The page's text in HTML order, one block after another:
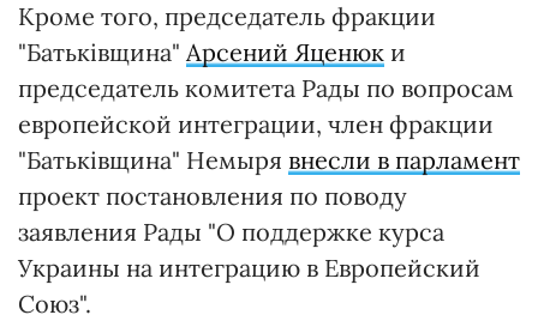
Кроме того, председатель фракции
"Батьківщина" Арсений Яценюк и
председатель комитета Рады по вопросам
европейской интеграции, член фракции
"Батьківщина" Немыря внесли в парламент
проект постановления по поводу
заявления Рады "О поддержке курса
Украины на интеграцию в Европейский
Союз".